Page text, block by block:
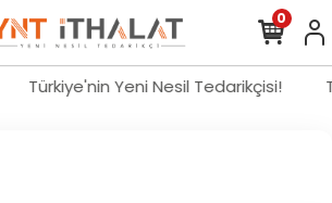
Türkiye'nin Yeni Nesil Tedarikçisi!
0